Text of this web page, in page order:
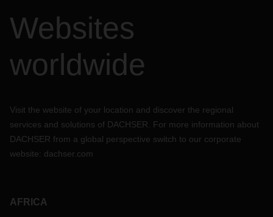
Websites
worldwide
Visit the website of your location and discover the regional
services and solutions of DACHSER. For more information about
DACHSER from a global perspective switch to our corporate
website: dachser.com
AFRICA